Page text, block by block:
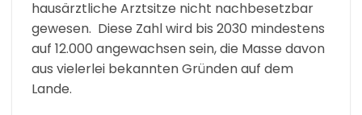
hausärztliche Arztsitze nicht nachbesetzbar
gewesen. Diese Zahl wird bis 2030 mindestens
auf 12.000 angewachsen sein, die Masse davon
aus vielerlei bekannten Gründen auf dem
Lande.